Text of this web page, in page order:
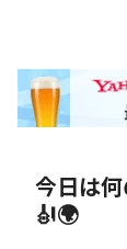
今日は
🎻🌍